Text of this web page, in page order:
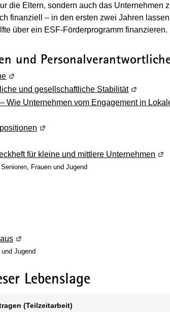
die Eltern, sondern auch das Unternehmen
finanziell – in den ersten zwei Jahren
über ein ESF-Förderprogramm finanzieren.
und
(Wird in einem neuen Fenster geöffnet)
und gesellschaftliche Stabilität(Wird in
Wie Unternehmen vom Engagement in
geöffnet)
(Wird in einem neuen Fenster
neuen Fenster geöffnet)
für kleine und mittlere Unternehmen
Frauen und Jugend
einem neuen Fenster geöffnet)
Fenster geöffnet)
(Wird in einem neuen Fenster geöffnet)
Jugend
Lebenslage
(Teilzeitarbeit)